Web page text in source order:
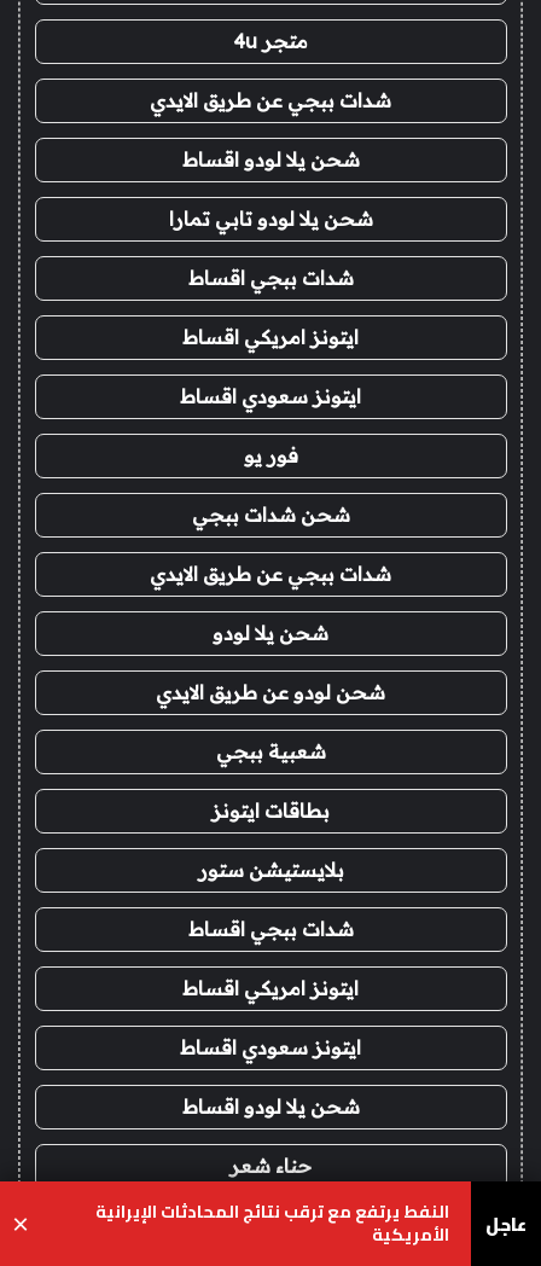
متجر 4u
شدات ببجي عن طريق الايدي
شحن يلا لودو اقساط
شحن يلا لودو تابي تمارا
شدات ببجي اقساط
ايتونز امريكي اقساط
ايتونز سعودي اقساط
فور يو
شحن شدات ببجي
شدات ببجي عن طريق الايدي
شحن يلا لودو
شحن لودو عن طريق الايدي
شعبية ببجي
بطاقات ايتونز
بلايستيشن ستور
شدات ببجي اقساط
ايتونز امريكي اقساط
ايتونز سعودي اقساط
شحن يلا لودو اقساط
حناء شعر
حنا
عاجل النفط يرتفع مع ترقب نتائج المحادثات الإيرانية
الأمريكية ×